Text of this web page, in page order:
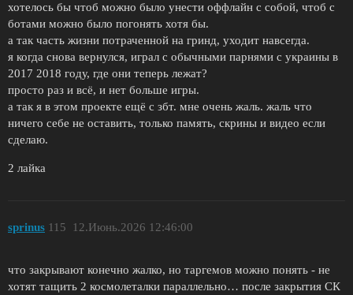
хотелось бы чтоб можно было унести оффлайн с собой, чтоб с
ботами можно было погонять хотя бы.
а так часть жизни потраченной на гринд, уходит навсегда.
я когда снова вернулся, играл с обычными парнями с украины в
2017 2018 году, где они теперь лежат?
просто раз и всё, и нет больше игры.
а так я в этом проекте ещё с збт. мне очень жаль. жаль что
ничего себе не оставить, только память, скрины и видео если
сделаю.
2 лайка
sprinus 12.Июнь.2026 12:46:00
115
что закрывают конечно жалко, но таргемов можно понять - не
хотят тащить 2 космолеталки параллельно… после закрытия СК